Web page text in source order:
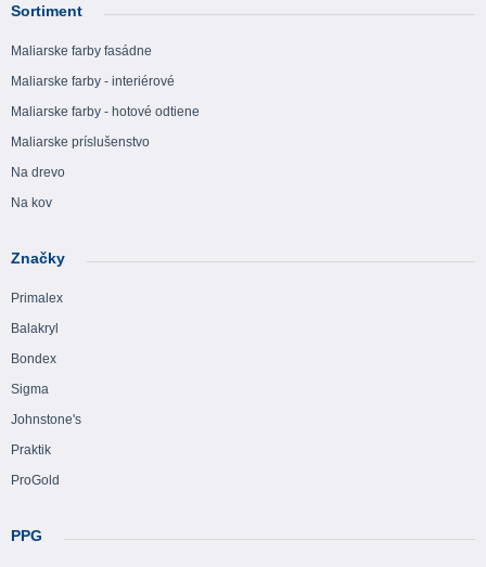
Sortiment
Maliarske farby fasádne
Maliarske farby - interiérové
Maliarske farby - hotové odtiene
Maliarske príslušenstvo
Na drevo
Na kov
Značky
Primalex
Balakryl
Bondex
Sigma
Johnstone's
Praktik
ProGold
PPG